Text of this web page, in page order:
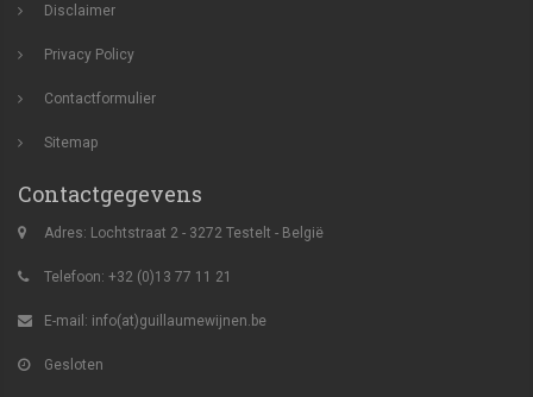
Disclaimer
Privacy Policy
Contactformulier
Sitemap
Contactgegevens
Adres: Lochtstraat 2 - 3272 Testelt - België
Telefoon: +32 (0)13 77 11 21
E-mail: info(at)guillaumewijnen.be
Gesloten